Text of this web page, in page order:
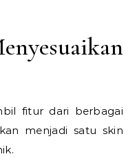
fitur dari berbagai
menjadi satu skin